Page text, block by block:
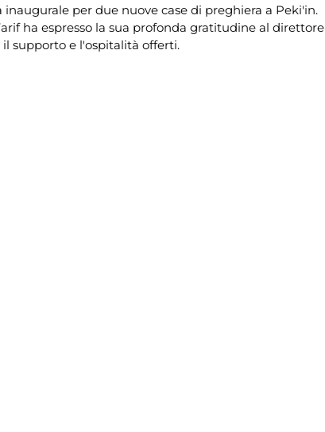
per due nuove case di preghiera a Peki'in.
ha espresso la sua profonda gratitudine al direttore
supporto e l'ospitalità offerti.